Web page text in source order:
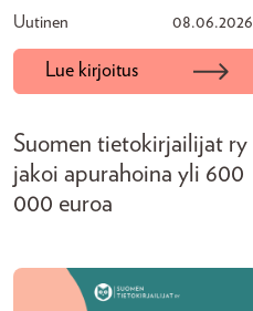
Uutinen 08.06.2026
Lue kirjoitus
Suomen tietokirjailijat ry
jakoi apurahoina yli 600
000 euroa